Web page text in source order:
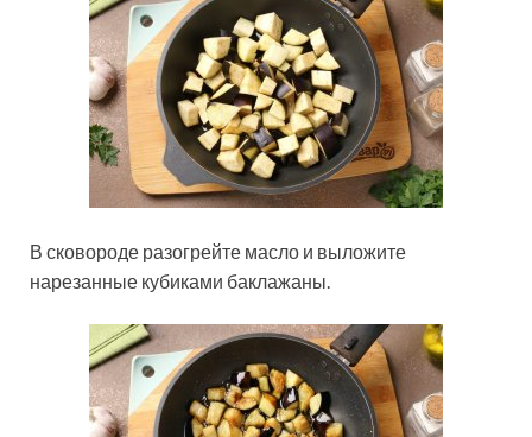
В сковороде разогрейте масло и выложите
нарезанные кубиками баклажаны.